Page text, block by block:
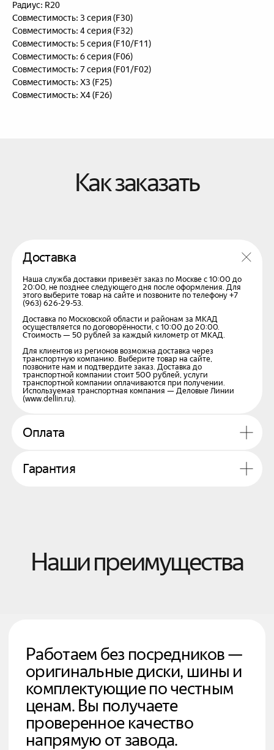
Радиус: R20
Совместимость: 3 серия (F30)
Совместимость: 4 серия (F32)
Совместимость: 5 серия (F10/F11)
Совместимость: 6 серия (F06)
Совместимость: 7 серия (F01/F02)
Совместимость: X3 (F25)
Совместимость: X4 (F26)
Доставка
20:00, не позднее следующего дня после оформления. Для
этого выберите товар на сайте и позвоните по телефону +7
(963) 626-29-53.
Доставка по Московской области и районам за МКАД
осуществляется по договорённости, с 10:00 до 20:00.
Стоимость — 50 рублей за каждый километр от МКАД.
транспортную компанию. Выберите товар на сайте,
позвоните нам и подтвердите заказ. Доставка до
Используемая транспортная компания — Деловые Линии
(www.dellin.ru).
Работаем без посредников —
оригинальные диски, шины и
комплектующие по честным
ценам. Вы получаете
проверенное качество
напрямую от завода.
Благодаря прямым поставкам
мы поддерживаем
стабильные складские запасы
и быструю доставку по всей
диски, включая Flowforming —
максимум прочности при
минимальном весе.
Каждая модель проходит
строгий контроль качества,
обеспечивая безопасность и
долговечность на любых